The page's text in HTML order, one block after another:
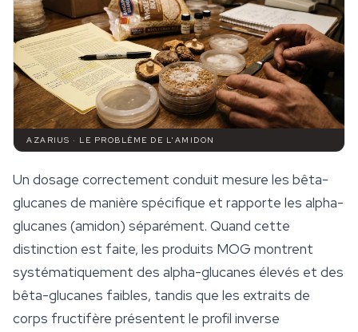
AZARIUS · LE PROBLÈME DE L'AMIDON
Un dosage correctement conduit mesure les bêta-
glucanes de manière spécifique et rapporte les alpha-
glucanes (amidon) séparément. Quand cette
distinction est faite, les produits MOG montrent
systématiquement des alpha-glucanes élevés et des
bêta-glucanes faibles, tandis que les extraits de
corps fructifère présentent le profil inverse